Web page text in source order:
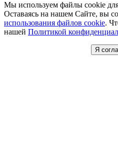
Мы используем файлы cookie
Оставаясь на нашем Сайте, вы
использования файлов cookie.
нашей Политикой
Я